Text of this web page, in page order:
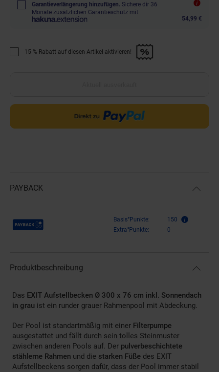
Garantieverlängerung hinzufügen. Sichere dir 36
Monate zusätzlichen Garantieschutz mit
54,99 €
Promotion "15 % Rabatt auf diesen Artikel aktivieren!" anwenden
15 % Rabatt auf diesen Artikel aktivieren!
PAYBACK
Payback Punkte Basis°Punkte:
150
Extra°Punkte:
0
Produktbeschreibung
Das EXIT Aufstellbecken Ø 300 x 76 cm inkl. Sonnendach
in grau ist ein runder grauer Rahmenpool mit Abdeckung.
Der Pool ist standartmäßig mit einer Filterpumpe
ausgestattet und fällt durch sein tolles Steinmuster
zwischen anderen Pools auf. Der pulverbeschichtete
stählerne Rahmen und die starken Füße des EXIT
Aufstellbeckens sorgen dafür, dass der Pool immer stabil